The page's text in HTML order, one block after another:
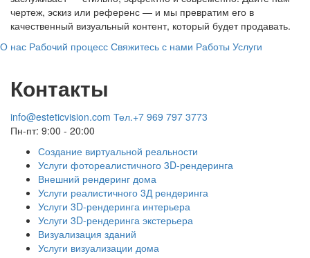
чертеж, эскиз или референс — и мы превратим его в
качественный визуальный контент, который будет продавать.
О нас Рабочий процесс Свяжитесь с нами Работы Услуги
Контакты
info@esteticvision.com Тел.+7 969 797 3773
Пн-пт: 9:00 - 20:00
Создание виртуальной реальности
Услуги фотореалистичного 3D-рендеринга
Внешний рендеринг дома
Услуги реалистичного 3Д рендеринга
Услуги 3D-рендеринга интерьера
Услуги 3D-рендеринга экстерьера
Визуализация зданий
Услуги визуализации дома